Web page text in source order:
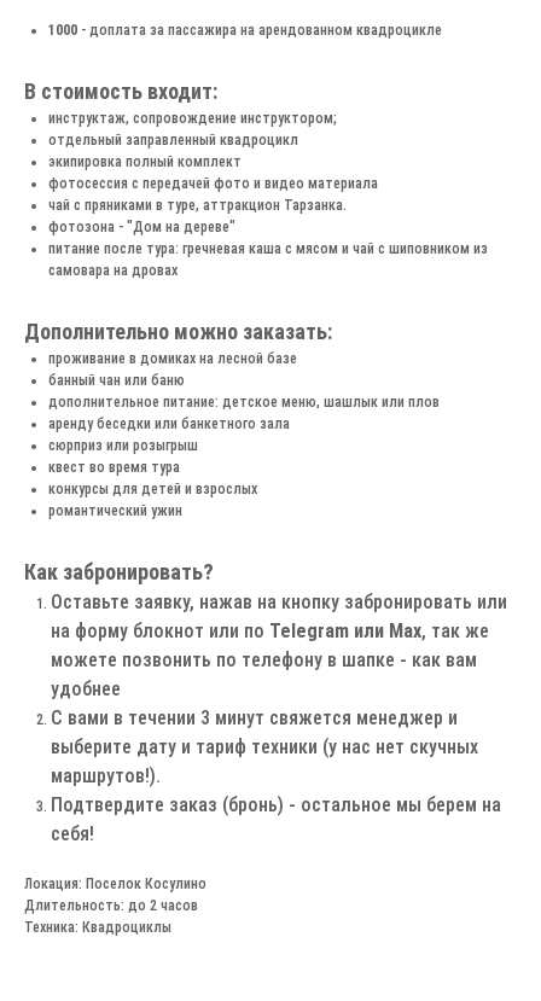
1000 - доплата за пассажира на арендованном квадроцикле
В стоимость входит:
инструктаж, сопровождение инструктором;
отдельный заправленный квадроцикл
экипировка полный комплект
фотосессия с передачей фото и видео материала
чай с пряниками в туре, аттракцион Тарзанка.
фотозона - "Дом на дереве"
питание после тура: гречневая каша с мясом и чай с шиповником из
самовара на дровах
Дополнительно можно заказать:
проживание в домиках на лесной базе
банный чан или баню
дополнительное питание: детское меню, шашлык или плов
аренду беседки или банкетного зала
сюрприз или розыгрыш
квест во время тура
конкурсы для детей и взрослых
романтический ужин
Как забронировать?
Оставьте заявку, нажав на кнопку забронировать или
на форму блокнот или по Telegram или Max, так же
можете позвонить по телефону в шапке - как вам
удобнее
С вами в течении 3 минут свяжется менеджер и
выберите дату и тариф техники (у нас нет скучных
маршрутов!).
Подтвердите заказ (бронь) - остальное мы берем на
себя!
Локация: Поселок Косулино
Длительность: до 2 часов
Техника: Квадроциклы